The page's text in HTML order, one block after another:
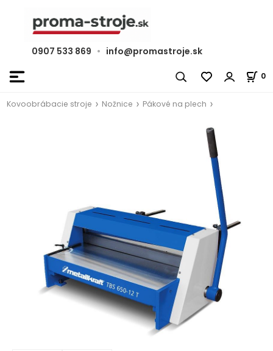
0907 533 869 • info@promastroje.sk
0
Kovoobrábacie stroje Nožnice Pákové na plech